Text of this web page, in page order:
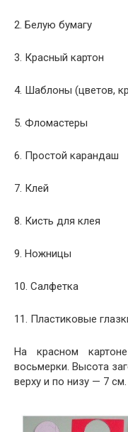
2. Белую бумагу
3. Красный картон
4. Шаблоны (цветов,
5. Фломастеры
6. Простой карандаш
7. Клей
8. Кисть для клея
9. Ножницы
10. Салфетка
11. Пластиковые
На красном
восьмерки. Высота
верху и по низу — 7